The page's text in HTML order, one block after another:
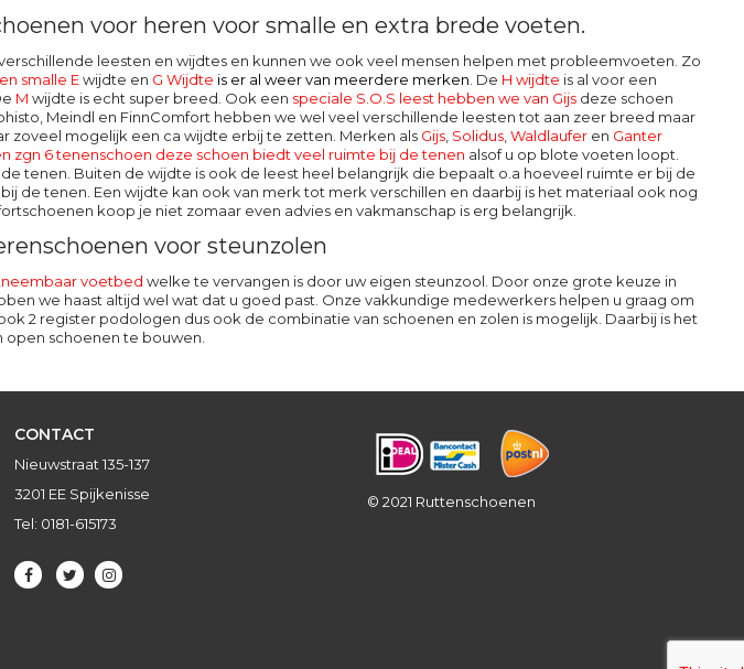
voor heren voor smalle en extra brede voeten.
leesten en wijdtes en kunnen we ook veel mensen helpen met probleemvoeten. Zo
smalle Ewijdte en G Wijdte is er al weer van meerdere merken . De H wijdte is al voor een
M wijdte is echt super breed. Ook een speciale S.O.S leest hebben we van Gijsdeze schoen
Meindl en FinnComfort hebben we wel veel verschillende leesten tot aan zeer breed maar
zoveel mogelijk een ca wijdte erbij te zetten. Merken als Gijs, Solidus, Waldlauferen Ganter
zgn 6 tenenschoen deze schoen biedt veel ruimte bij de tenen alsof u op blote voeten loopt.
tenen. Buiten de wijdte is ook de leest heel belangrijk die bepaalt o.a hoeveel ruimte er bij de
de tenen. Een wijdte kan ook van merk tot merk verschillen en daarbij is het materiaal ook nog
koop je niet zomaar even advies en vakmanschap is erg belangrijk.
voor steunzolen
voetbed welke te vervangen is door uw eigen steunzool. Door onze grote keuze in
we haast altijd wel wat dat u goed past. Onze vakkundige medewerkers helpen u graag om
2 register podologen dus ook de combinatie van schoenen en zolen is mogelijk. Daarbij is het
schoenen te bouwen.
CONTACT
Nieuwstraat 135-137
3201 EE Spijkenisse
Tel: 0181-615173
© 2021 Ruttenschoenen